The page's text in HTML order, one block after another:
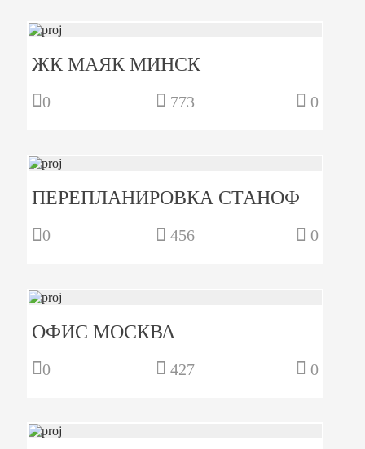
ЖК МАЯК МИНСК
0 773 0
ПЕРЕПЛАНИРОВКА СТАНОФ
0 456 0
ОФИС МОСКВА
0 427 0